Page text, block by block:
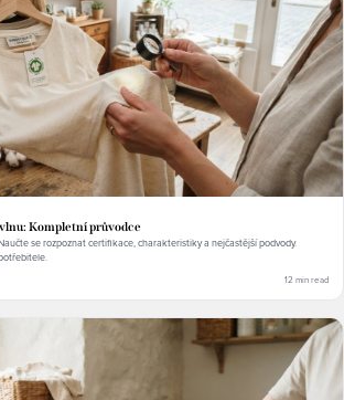
Kompletní průvodce
se rozpoznat certifikace, charakteristiky a nejčastější podvody.
12 min read